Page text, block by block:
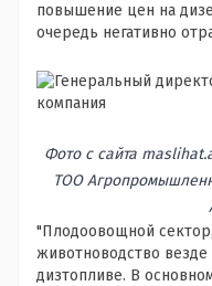
повышение цен на
очередь негативно
Фото с сайта
ТОО
"Плодоовощной
животноводство везде
дизтопливе. В